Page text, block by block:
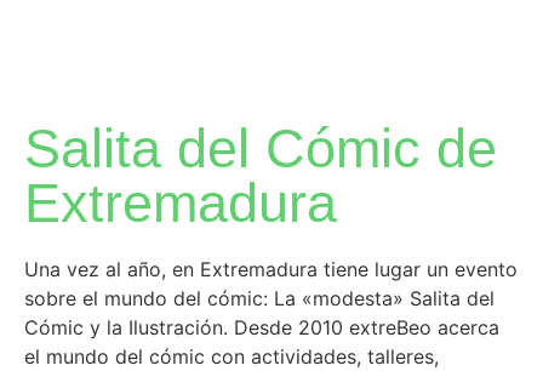
Salita del Cómic de
Extremadura
Una vez al año, en Extremadura tiene lugar un evento
sobre el mundo del cómic: La «modesta» Salita del
Cómic y la Ilustración. Desde 2010 extreBeo acerca
el mundo del cómic con actividades, talleres,